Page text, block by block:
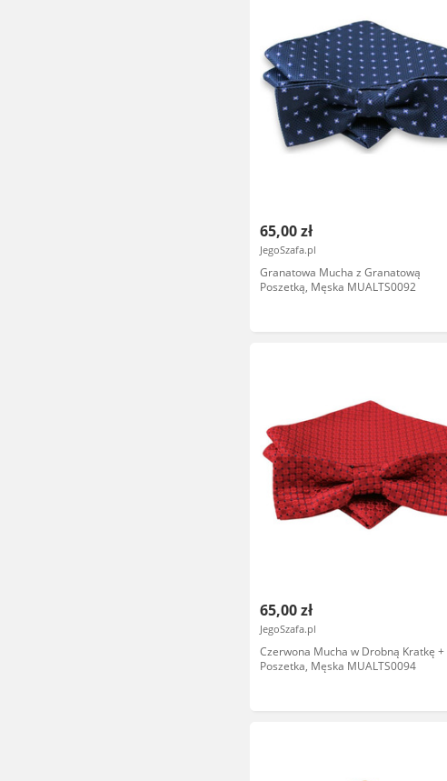
65,00 zł
JegoSzafa.pl
Granatowa Mucha z Granatową
Poszetką, Męska MUALTS0092
65,00 zł
JegoSzafa.pl
Czerwona Mucha w Drobną Kratkę +
Poszetka, Męska MUALTS0094